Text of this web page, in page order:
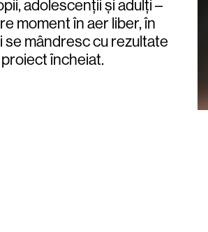
adolescenții și adulți –
moment în aer liber, în
se mândresc cu rezultate
încheiat.